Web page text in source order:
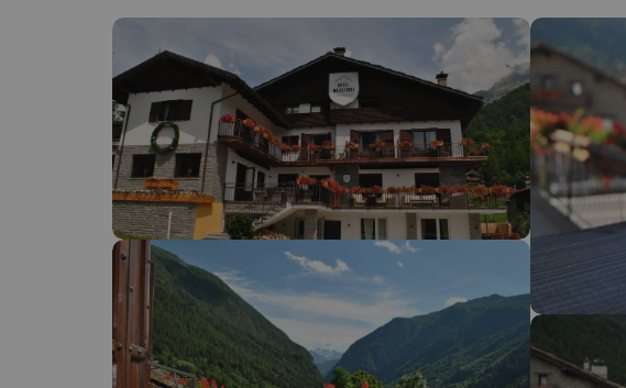
¡Vaya! No hemos encontrado ningún resultado que coincida
¡Vaya! Parece que nuestro buscador ha perdido el norte. En